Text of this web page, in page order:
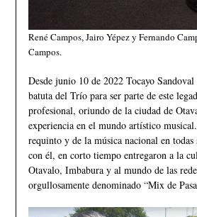
René Campos, Jairo Yépez y Fernando
Campos.
Desde junio 10 de 2022 Tocayo
batuta del Trío para ser parte de este
profesional, oriundo de la ciudad de
experiencia en el mundo artístico
requinto y de la música nacional en todas
con él, en corto tiempo entregaron a la
Otavalo, Imbabura y al mundo de las
orgullosamente denominado “Mix de